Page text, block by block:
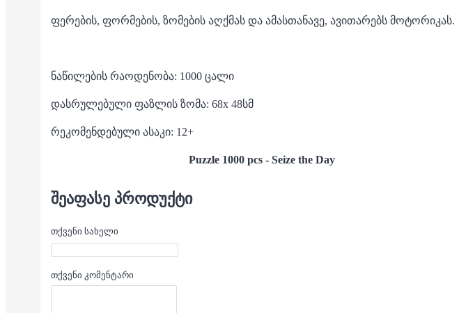
ფერების, ფორმების, ზომების აღქმას და ამასთანავე, ავითარებს მოტორიკას.
ნაწილების რაოდენობა: 1000 ცალი
დასრულებული ფაზლის ზომა: 68x 48სმ
რეკომენდებული ასაკი: 12+
Puzzle 1000 pcs - Seize the Day
ᲨᲔᲐᲤᲐᲡᲔ ᲞᲠᲝᲓᲣᲥᲢᲘ
თქვენი სახელი
თქვენი კომენტარი